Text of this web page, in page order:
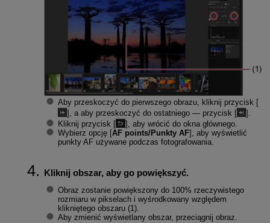
Aby przeskoczyć do pierwszego obrazu, kliknij przycisk [
], a aby przeskoczyć do ostatniego — przycisk [
].
Kliknij przycisk [
], aby wrócić do okna głównego.
Wybierz opcję [AF points/Punkty AF], aby wyświetlić
punkty AF używane podczas fotografowania.
Kliknij obszar, aby go powiększyć.
Obraz zostanie powiększony do 100% rzeczywistego
rozmiaru w pikselach i wyśrodkowany względem
klikniętego obszaru (1).
Aby zmienić wyświetlany obszar, przeciągnij obraz.